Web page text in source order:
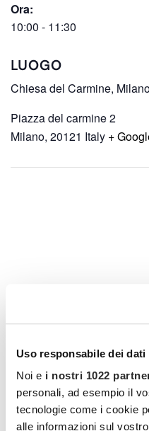
Uso responsabile dei dati
Noi e i nostri 1022
personali, ad esempio il
tecnologie come i cookie
alle informazioni sul
Ora:
10:00 - 11:30
LUOGO
Chiesa del Carmine,
Piazza del carmine 2
Milano, 20121 Italy +